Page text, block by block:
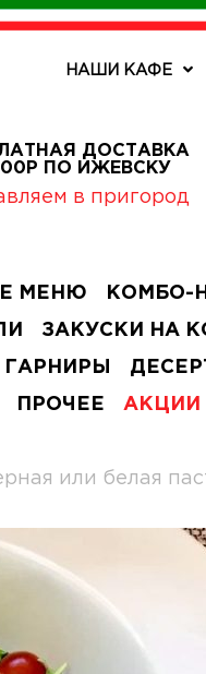
НАШИ КАФЕ
ДОСТАВКА
ПО ИЖЕВСКУ
в пригород
МЕНЮ КОМБО-
ЗАКУСКИ НА
ГАРНИРЫ
ПРОЧЕЕ АКЦИИ
или белая